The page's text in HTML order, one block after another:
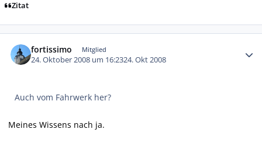
Zitat
fortissimo Mitglied
24. Oktober 2008 um 16:2324. Okt 2008
Auch vom Fahrwerk her?
Meines Wissens nach ja.